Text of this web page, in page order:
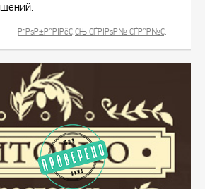
Р”РѕР±Р°РІРёС‚СЊ СЃРІРѕР№ СЃР°Р№С‚